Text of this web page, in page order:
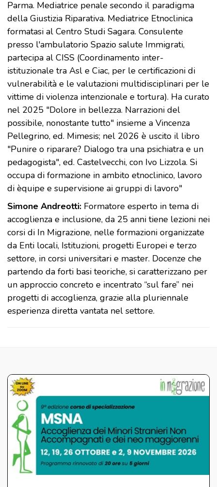
Parma. Mediatrice penale secondo il paradigma
della Giustizia Riparativa. Mediatrice Etnoclinica
formatasi al Centro Studi Sagara. Consulente
presso l'ambulatorio Spazio salute Immigrati,
partecipa al CISS (Coordinamento inter-
istituzionale tra Asl e Ciac, per le certificazioni di
vulnerabilità e le valutazioni multidisciplinari per le
vittime di violenza intenzionale e tortura). Ha curato
nel 2025 "Dolore in bellezza. Narrazioni del
possibile, nonostante tutto" insieme a Vincenza
Pellegrino, ed. Mimesis; nel 2026 è uscito il libro
"Punire o riparare? Dialogo tra una psichiatra e un
pedagogista", ed. Castelvecchi, con Ivo Lizzola. Si
occupa di formazione in ambito etnoclinico, lavoro
di èquipe e supervisione ai gruppi di lavoro"
Simone Andreotti: Formatore esperto in tema di
accoglienza e inclusione, da 25 anni tiene lezioni nei
corsi di In Migrazione, nelle formazioni organizzate
da Enti locali, Istituzioni, progetti Europei e terzo
settore, in corsi universitari e master. Docenze che
partendo da forti basi teoriche, si caratterizzano per
un approccio concreto e incentrato “sul fare” nei
progetti di accoglienza, grazie alla pluriennale
esperienza diretta vantata nel settore.